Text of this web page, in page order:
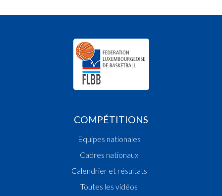
COMPÉTITIONS
Equipes nationales
Cadres nationaux
Calendrier et résultats
Toutes les vidéos